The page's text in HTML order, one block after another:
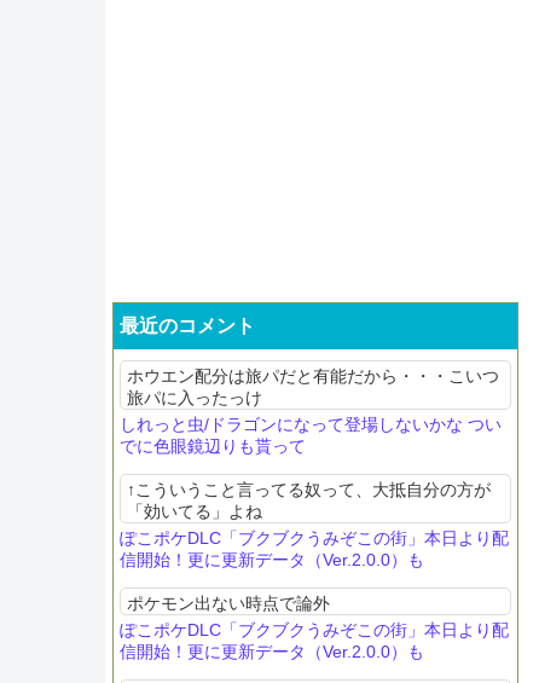
最近のコメント
ホウエン配分は旅パだと有能だから・・・こいつ
旅パに入ったっけ
しれっと虫/ドラゴンになって登場しないかな つい
でに色眼鏡辺りも貰って
↑こういうこと言ってる奴って、大抵自分の方が
「効いてる」よね
ぽこポケDLC「ブクブクうみぞこの街」本日より配
信開始！更に更新データ（Ver.2.0.0）も
ポケモン出ない時点で論外
ぽこポケDLC「ブクブクうみぞこの街」本日より配
信開始！更に更新データ（Ver.2.0.0）も